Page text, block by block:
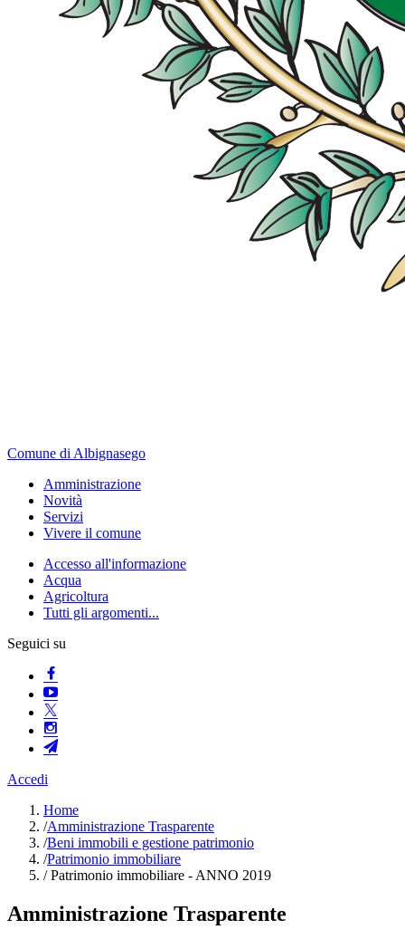
Comune di Albignasego
Amministrazione
Novità
Servizi
Vivere il comune
Accesso all'informazione
Acqua
Agricoltura
Tutti gli argomenti...
Seguici su
Accedi
Home
/Amministrazione Trasparente
/Beni immobili e gestione patrimonio
/Patrimonio immobiliare
/Patrimonio immobiliare - ANNO 2019
Amministrazione Trasparente